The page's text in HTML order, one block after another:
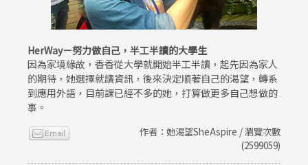
HerWay－努力做自己，半工半讀的大學生
因為家境緣故，香香從大學就開始半工半讀，起先因為家人
的期待，她選擇就讀資訊，後來決定順著自己的渴望，轉系
到應用外語，目前課已經不多的她，打算做更多自己想做的
事。
作者：她渴望SheAspire / 瀏覽次數
(2599059)